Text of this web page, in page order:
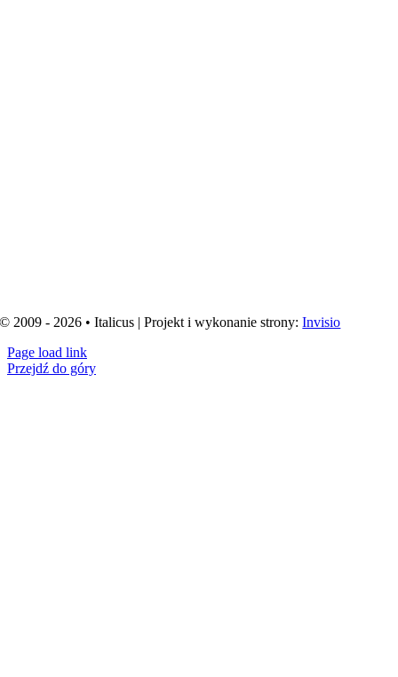
© 2009 - 2026 • Italicus | Projekt i wykonanie strony:Invisio
Page load link
Przejdź do góry